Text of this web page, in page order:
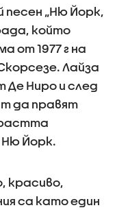
песен „Ню Йорк,
който
от 1977 г на
Лайза
Де Ниро и след
да правят
Ню Йорк.
красиво,
са като един